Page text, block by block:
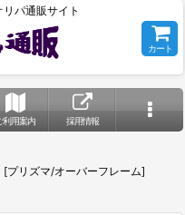
パ通販サイト
カート
利用案内 採用情報
[プリズマ/オーバーフレーム]